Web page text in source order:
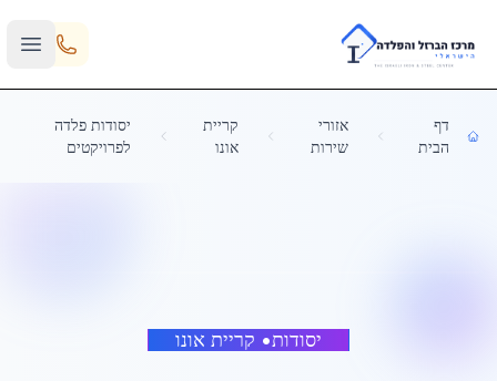
Skip to main content
דף
הבית
אזורי
שירות
קריית
אונו
יסודות פלדה
לפרויקטים
יסודות• קריית אונו